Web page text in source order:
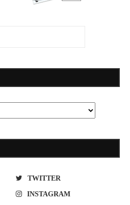
TWITTER
INSTAGRAM